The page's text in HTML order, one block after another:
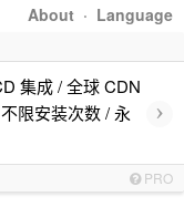
About · Language
集成 / 全球 CDN
限安装次数 / 永
›
PRO